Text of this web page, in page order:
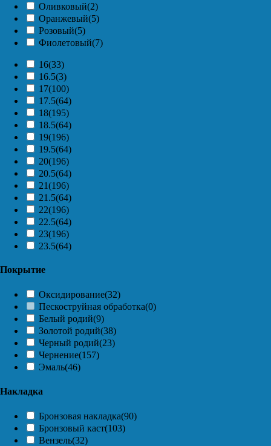
Оливковый(2)
Оранжевый(5)
Розовый(5)
Фиолетовый(7)
16(33)
16.5(3)
17(100)
17.5(64)
18(195)
18.5(64)
19(196)
19.5(64)
20(196)
20.5(64)
21(196)
21.5(64)
22(196)
22.5(64)
23(196)
23.5(64)
Покрытие
Оксидирование(32)
Пескоструйная обработка(0)
Белый родий(9)
Золотой родий(38)
Черный родий(23)
Чернение(157)
Эмаль(46)
Накладка
Бронзовая накладка(90)
Бронзовый каст(103)
Вензель(32)